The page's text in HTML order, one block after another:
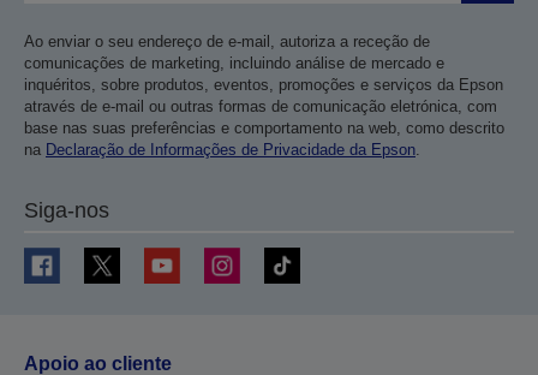
Ao enviar o seu endereço de e-mail, autoriza a receção de
comunicações de marketing, incluindo análise de mercado e
inquéritos, sobre produtos, eventos, promoções e serviços da Epson
através de e-mail ou outras formas de comunicação eletrónica, com
base nas suas preferências e comportamento na web, como descrito
na Declaração de Informações de Privacidade da Epson
Siga-nos
Apoio ao cliente